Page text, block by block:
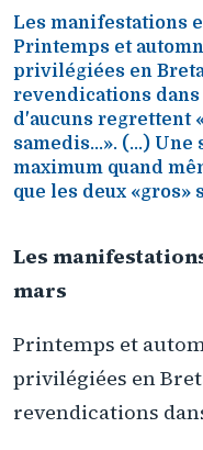
Les manifestations
Printemps et
privilégiées en
revendications dans
d'aucuns regrettent
samedis...». (...)
maximum quand
que les deux «gros»
Les
mars
Printemps et
privilégiées en
revendications